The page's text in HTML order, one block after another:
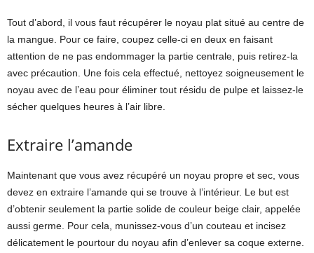
Tout d’abord, il vous faut récupérer le noyau plat situé au centre de
la mangue. Pour ce faire, coupez celle-ci en deux en faisant
attention de ne pas endommager la partie centrale, puis retirez-la
avec précaution. Une fois cela effectué, nettoyez soigneusement le
noyau avec de l’eau pour éliminer tout résidu de pulpe et laissez-le
sécher quelques heures à l’air libre.
Extraire l’amande
Maintenant que vous avez récupéré un noyau propre et sec, vous
devez en extraire l’amande qui se trouve à l’intérieur. Le but est
d’obtenir seulement la partie solide de couleur beige clair, appelée
aussi germe. Pour cela, munissez-vous d’un couteau et incisez
délicatement le pourtour du noyau afin d’enlever sa coque externe.